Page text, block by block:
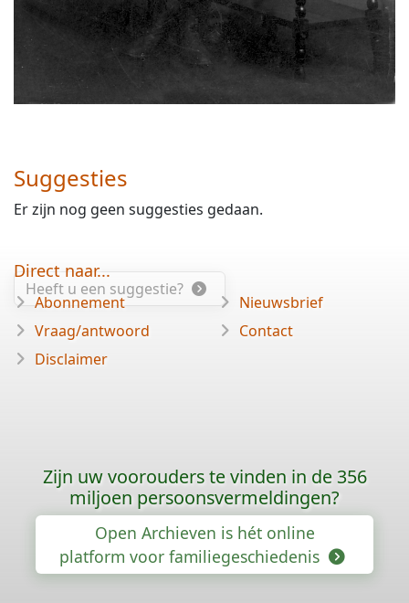
Suggesties
Er zijn nog geen suggesties gedaan.
Heeft u een suggestie?
Direct naar...
Abonnement
Vraag/antwoord
Disclaimer
Nieuwsbrief
Contact
Zijn uw voorouders te vinden in de 356
miljoen persoonsvermeldingen?
Open Archieven is hét online
platform voor familiegeschiedenis